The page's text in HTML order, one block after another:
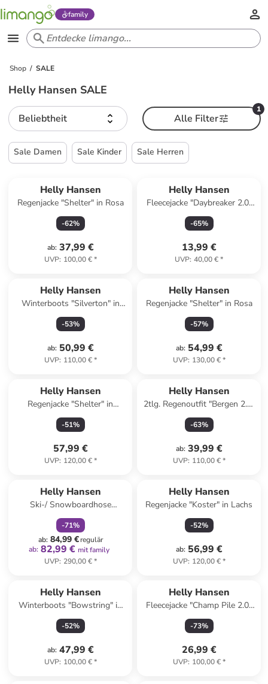
family
Shop SALE
Helly Hansen SALE
Beliebtheit
1
Alle Filter
Sale Damen Sale Kinder Sale Herren
Helly Hansen
Regenjacke "Shelter" in Rosa
-62%
ab: 37,99 €
UVP: 100,00 €*
Helly Hansen
Fleecejacke "Daybreaker 2.0"
in Dunkelblau
-65%
13,99 €
UVP: 40,00 €*
Helly Hansen
Winterboots "Silverton" in
Dunkelblau
-53%
ab: 50,99 €
UVP: 110,00 €*
Helly Hansen
Regenjacke "Shelter" in Rosa
-57%
ab: 54,99 €
UVP: 130,00 €*
Helly Hansen
Regenjacke "Shelter" in
Schwarz
-51%
57,99 €
UVP: 120,00 €*
Helly Hansen
2tlg. Regenoutfit "Bergen 2.0"
in Rosa
-63%
ab: 39,99 €
UVP: 110,00 €*
Helly Hansen
Ski-/ Snowboardhose
"Powderqueen" in Beige
-71%
ab: 84,99 €regulär
ab: 82,99 € mit family
UVP: 290,00 €*
Helly Hansen
Regenjacke "Koster" in Lachs
-52%
ab: 56,99 €
UVP: 120,00 €*
Helly Hansen
Winterboots "Bowstring" in
Dunkelblau
-52%
ab: 47,99 €
UVP: 100,00 €*
Helly Hansen
Fleecejacke "Champ Pile 2.0"
in Hellblau
-73%
26,99 €
UVP: 100,00 €*